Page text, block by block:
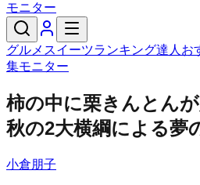
モニター
グルメ スイーツランキング達人お
集モニター
柿の中に栗きんとん
秋の2大横綱による夢
小倉朋子